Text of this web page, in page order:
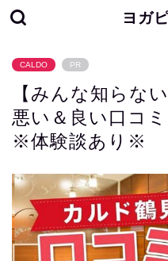
ヨガ
CALDO PR
【みんな知らな
悪い＆良い口コ
※体験談あり※